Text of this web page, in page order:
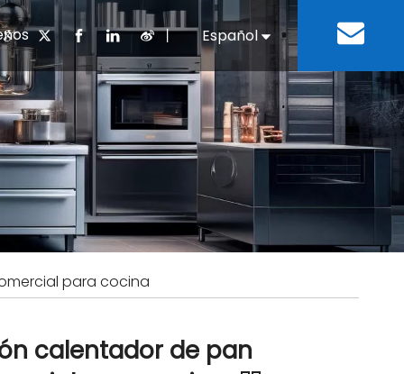
chino Equipos de refrigeración
Equipo para lavar platos
Negocios e Industria Residencias de
Descargar
del desarrollo
丨 Español
English
para cocina
calentador de pan